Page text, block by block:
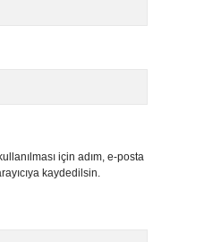
için adım, e-posta
kaydedilsin.